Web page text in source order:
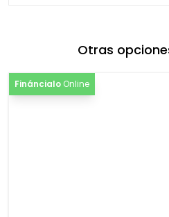
Otras
Fináncialo Online